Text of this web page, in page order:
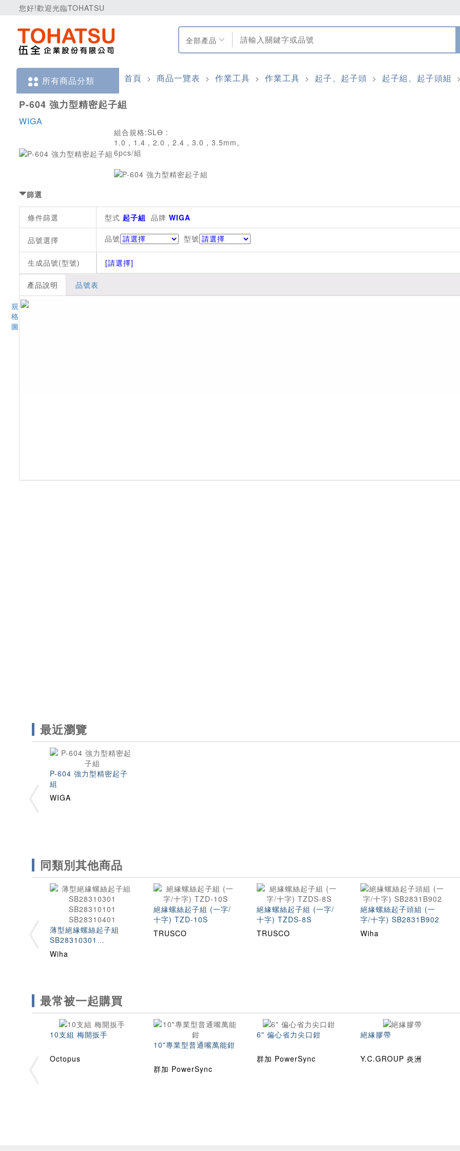
您好!歡迎光臨TOHATSU
全部產品
所有商品分類 首頁 > 商品一覽表 > 作業工具 > 作業工具 > 起子、起子頭 > 起子組、起子頭組
P-604 強力型精密起子組
WIGA
組合規格:SLӨ :
1.0，1.4，2.0，2.4，3.0，3.5mm。
6pcs/組
篩選
條件篩選 型式 起子組 品牌 WIGA
品號選擇 品號 型號
生成品號(型號) [請選擇]
產品說明 品號表
規
格
圖
最近瀏覽
P-604 強力型精密起子
組
WIGA
同類別其他商品
薄型絕緣螺絲起子組
SB28310301
SB28310101
Wiha
絕緣螺絲起子組 (一字/
十字) TZD-10S
TRUSCO
絕緣螺絲起子組 (一字/
十字) TZDS-8S
TRUSCO
絕緣螺絲起子頭組 (一
字/十字) SB2831B902
Wiha
最常被一起購買
10支組 梅開扳手
Octopus
10"專業型普通嘴萬能鉗
群加 PowerSync
6" 偏心省力尖口鉗
群加 PowerSync
絕緣膠帶
Y.C.GROUP 炎洲